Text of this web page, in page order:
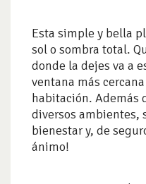
Esta simple y bella
sol o sombra total.
donde la dejes va a
ventana más
habitación. Además
diversos ambientes,
bienestar y, de
ánimo!